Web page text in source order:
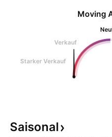
Moving
Verkauf
Starker Verkauf
Saisonal